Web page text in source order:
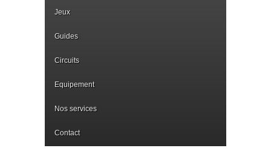
Jeux
Guides
Circuits
Equipement
Nos services
Contact